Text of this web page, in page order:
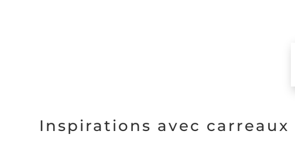
Inspirations avec carreaux